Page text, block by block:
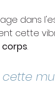
dans
cette
corps.
cette